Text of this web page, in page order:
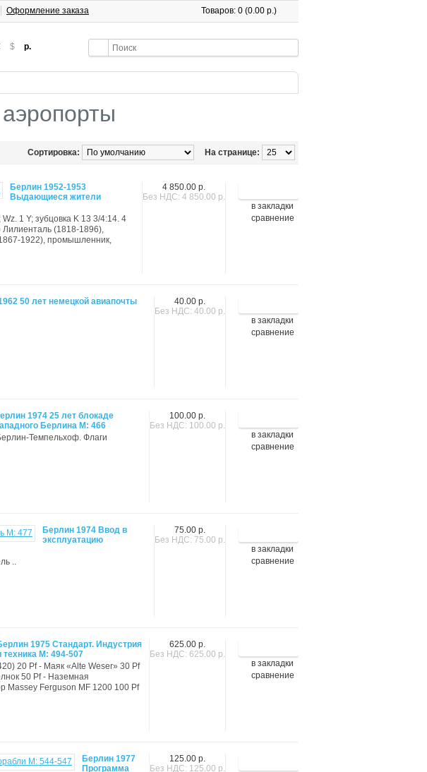
$ р.
Товаров: 0 (0.00 р.)
Оформление заказа
На странице:
Сортировка:
в закладки
сравнение
4 850.00 р.
Без НДС: 4 850.00 р.
Берлин 1952-1953
Выдающиеся жители
1 Y; зубцовка K 13 3/4:14. 4
(1818-1896),
1922), промышленник,
в закладки
сравнение
40.00 р.
Без НДС: 40.00 р.
50 лет немецкой авиапочты
в закладки
сравнение
100.00 р.
Без НДС: 100.00 р.
1974 25 лет блокаде
Берлина М: 466
Темпельхоф. Флаги
в закладки
сравнение
75.00 р.
Без НДС: 75.00 р.
Берлин 1974 Ввод в
эксплуатацию
..
в закладки
сравнение
625.00 р.
Без НДС: 625.00 р.
1975 Стандарт. Индустрия
техника М: 494-507
20 Pf - Маяк «Alte Weser» 30 Pf
50 Pf - Наземная
Massey Ferguson MF 1200 100 Pf
125.00 р.
Без НДС: 125.00 р.
Берлин 1977
Программа